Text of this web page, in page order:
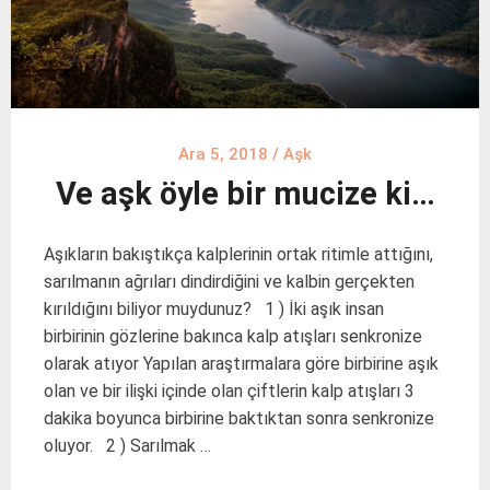
Ara 5, 2018 / Aşk
Ve aşk öyle bir mucize ki…
Aşıkların bakıştıkça kalplerinin ortak ritimle attığını,
sarılmanın ağrıları dindirdiğini ve kalbin gerçekten
kırıldığını biliyor muydunuz? 1 ) İki aşık insan
birbirinin gözlerine bakınca kalp atışları senkronize
olarak atıyor Yapılan araştırmalara göre birbirine aşık
olan ve bir ilişki içinde olan çiftlerin kalp atışları 3
dakika boyunca birbirine baktıktan sonra senkronize
oluyor. 2 ) Sarılmak …